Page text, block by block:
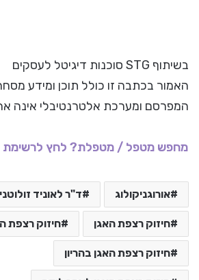
בשיתוף STG סוכנות דיגיטל לעסקים
האמור בכתבה זו כולל תוכן ומידע
המפרסם ומערכת אלטרנטיבלי אינה
מחפש מטפל / מטפלת? לחץ לרשימת
אורוגניקולוג ד"ר לאוניד
חיזוק רצפת האגן חיזוק רצפת
חיזוק רצפת האגן בהריון